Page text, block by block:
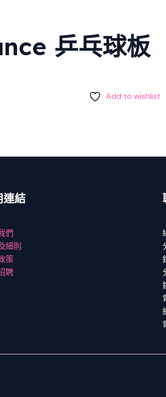
乒乓球板
Add to wishlist
連結
們
細則
策
聘